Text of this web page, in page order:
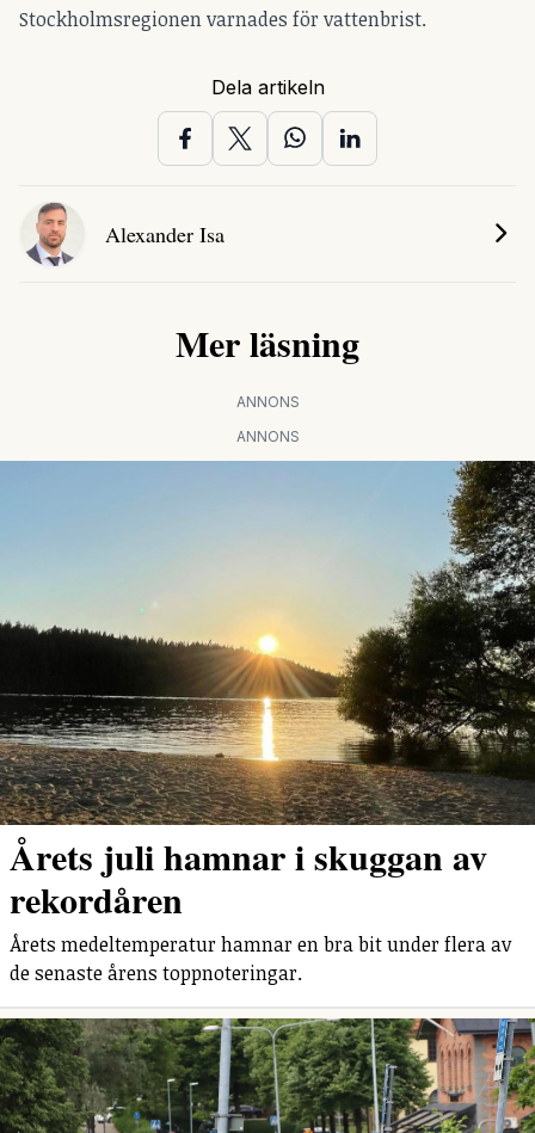
Stockholmsregionen varnades för vattenbrist.
Dela artikeln
Alexander Isa
Mer läsning
ANNONS
ANNONS
Årets juli hamnar i skuggan av
rekordåren
Årets medeltemperatur hamnar en bra bit under flera av
de senaste årens toppnoteringar.